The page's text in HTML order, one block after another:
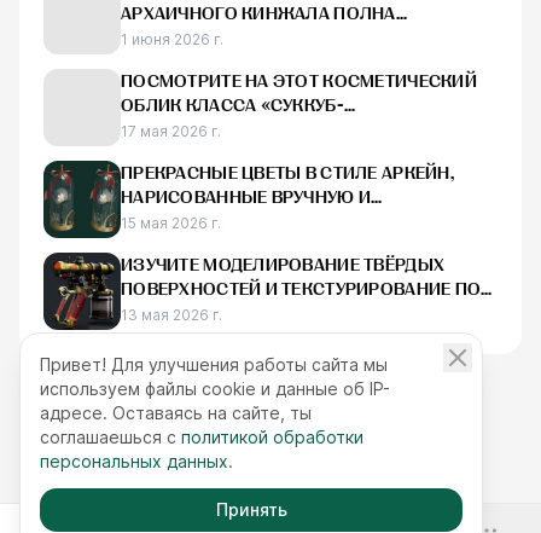
АРХАИЧНОГО КИНЖАЛА ПОЛНА
УДИВИТЕЛЬНЫХ ДЕТАЛЕЙ
1 июня 2026 г.
ПОСМОТРИТЕ НА ЭТОТ КОСМЕТИЧЕСКИЙ
ОБЛИК КЛАССА «СУККУБ-
ЧЕРНОКНИЖНИК», СОЗДАННЫЙ ДЛЯ
17 мая 2026 г.
ПРЕКРАСНЫЕ ЦВЕТЫ В СТИЛЕ АРКЕЙН,
НАРИСОВАННЫЕ ВРУЧНУЮ И
ВОПЛОЩЁННЫЕ В 3D
15 мая 2026 г.
ИЗУЧИТЕ МОДЕЛИРОВАНИЕ ТВЁРДЫХ
ПОВЕРХНОСТЕЙ И ТЕКСТУРИРОВАНИЕ ПО
МЕТОДУ PBR НА ПРИМЕРЕ РЕКВИЗИТА В
СТИЛЕ СТИМПАНК — ПУШКИ.
13 мая 2026 г.
Привет! Для улучшения работы сайта мы
используем файлы cookie и данные об IP-
адресе. Оставаясь на сайте, ты
соглашаешься с политикой обработки
персональных данных.
Принять